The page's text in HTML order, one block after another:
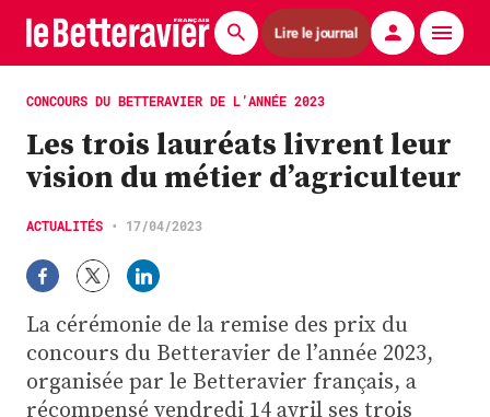
Lire le journal
Actualités
Économie
Agronomie
Matériels
La technique ITB
Pommes de terre
Guides pratiques
CONCOURS DU BETTERAVIER DE L’ANNÉE 2023
Les trois lauréats livrent leur
vision du métier d’agriculteur
ACTUALITÉS • 17/04/2023
La cérémonie de la remise des prix du
concours du Betteravier de l’année 2023,
organisée par le Betteravier français, a
récompensé vendredi 14 avril ses trois